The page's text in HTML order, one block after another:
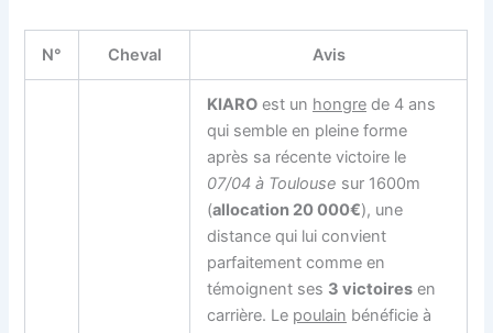
N° Cheval Avis
KIARO est un hongre de 4 ans
qui semble en pleine forme
après sa récente victoire le
07/04 à Toulouse sur 1600m
(allocation 20 000€), une
distance qui lui convient
parfaitement comme en
témoignent ses 3 victoires en
carrière. Le poulain bénéficie à